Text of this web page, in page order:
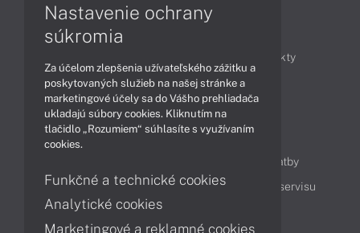
Produkty
Technológie
Videá
Obsah
Možnosti doručenia a platby
Podpora a servis
Servisné služby Cenník servisu
Nastavenie ochrany
súkromia
Za účelom zlepšenia užívateľského zážitku a
poskytovaných služieb na našej stránke a
marketingové účely sa do Vášho prehliadača
ukladajú súbory cookies. Kliknutím na
tlačidlo „Rozumiem“ súhlasíte s využívaním
cookies.
Funkčné a technické cookies
Analytické cookies
Marketingové a reklamné cookies